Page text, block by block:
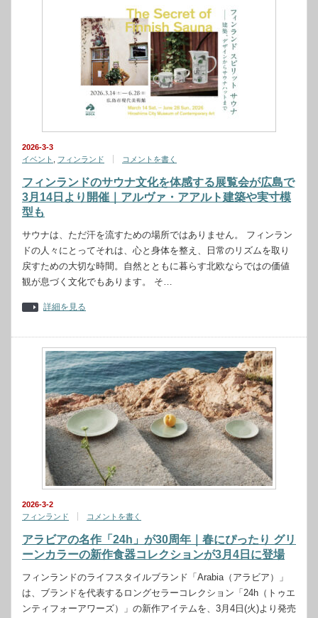
2026-3-3
イベント
フィンランド コメントを書く
フィンランドのサウナ文化を体感する展覧会が広島で
3月14日より開催｜アルヴァ・アアルト建築や実寸模
型も
サウナは、ただ汗を流すための場所ではありません。 フィンラン
ドの人々にとってそれは、心と身体を整え、日常のリズムを取り
戻すための大切な時間。自然とともに暮らす北欧ならではの価値
観が息づく文化でもあります。 そ…
詳細を見る
2026-3-2
フィンランド
コメントを書く
アラビアの名作「24h」が30周年｜春にぴったり グリ
ーンカラーの新作食器コレクションが3月4日に登場
フィンランドのライフスタイルブランド「Arabia（アラビア）」
は、ブランドを代表するロングセラーコレクション「24h（トゥエ
ンティフォーアワーズ）」の新作アイテムを、3月4日(火)より発売